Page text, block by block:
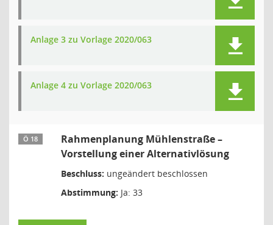
Anlage 3 zu Vorlage 2020/063
Anlage 4 zu Vorlage 2020/063
Ö 18
Rahmenplanung Mühlenstraße –
Vorstellung einer Alternativlösung
Beschluss: ungeändert beschlossen
Abstimmung: Ja: 33